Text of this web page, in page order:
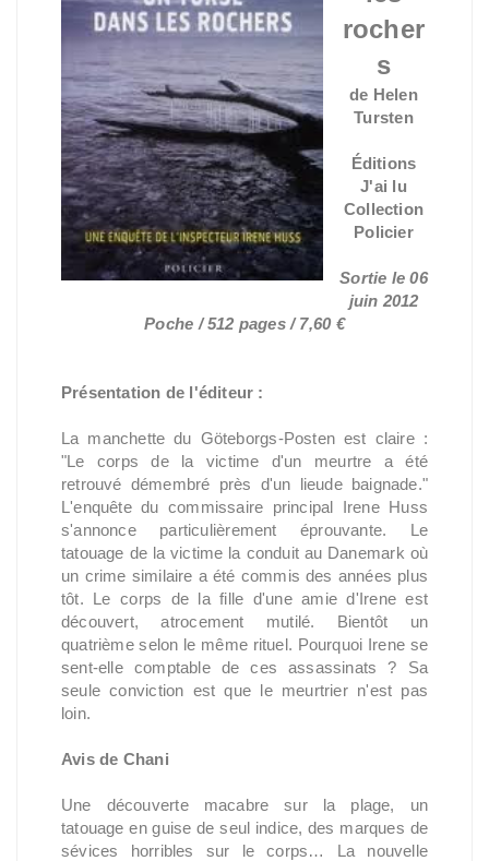
rocher
s
de Helen
Tursten
Éditions
J'ai lu
Collection
Policier
Sortie le 06
juin 2012
Poche / 512 pages / 7,60 €
Présentation de l'éditeur :
La manchette du Göteborgs-Posten est claire :
"Le corps de la victime d'un meurtre a été
retrouvé démembré près d'un lieude baignade."
L'enquête du commissaire principal Irene Huss
s'annonce particulièrement éprouvante. Le
tatouage de la victime la conduit au Danemark où
un crime similaire a été commis des années plus
tôt. Le corps de la fille d'une amie d'Irene est
découvert, atrocement mutilé. Bientôt un
quatrième selon le même rituel. Pourquoi Irene se
sent-elle comptable de ces assassinats ? Sa
seule conviction est que le meurtrier n'est pas
loin.
Avis de Chani
Une découverte macabre sur la plage, un
tatouage en guise de seul indice, des marques de
sévices horribles sur le corps… La nouvelle